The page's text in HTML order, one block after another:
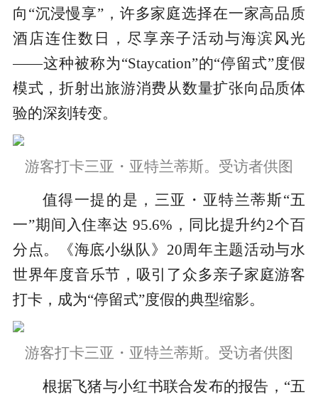
向“沉浸慢享”，许多家庭选择在一家高品质
酒店连住数日，尽享亲子活动与海滨风光
——这种被称为“Staycation”的“停留式”度假
模式，折射出旅游消费从数量扩张向品质体
验的深刻转变。
游客打卡三亚・亚特兰蒂斯。受访者供图
值得一提的是，三亚・亚特兰蒂斯“五
一”期间入住率达 95.6%，同比提升约2个百
分点。《海底小纵队》20周年主题活动与水
世界年度音乐节，吸引了众多亲子家庭游客
打卡，成为“停留式”度假的典型缩影。
游客打卡三亚・亚特兰蒂斯。受访者供图
根据飞猪与小红书联合发布的报告，“五